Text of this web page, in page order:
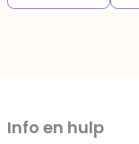
Info en hulp